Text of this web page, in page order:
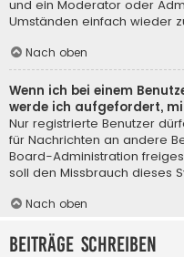
und ein Moderator oder
Umständen einfach wieder
Nach oben
Wenn ich bei einem
werde ich aufgefordert,
Nur registrierte Benutzer
für Nachrichten an andere
Board-Administration
soll den Missbrauch dieses
Nach oben
Beiträge schreiben